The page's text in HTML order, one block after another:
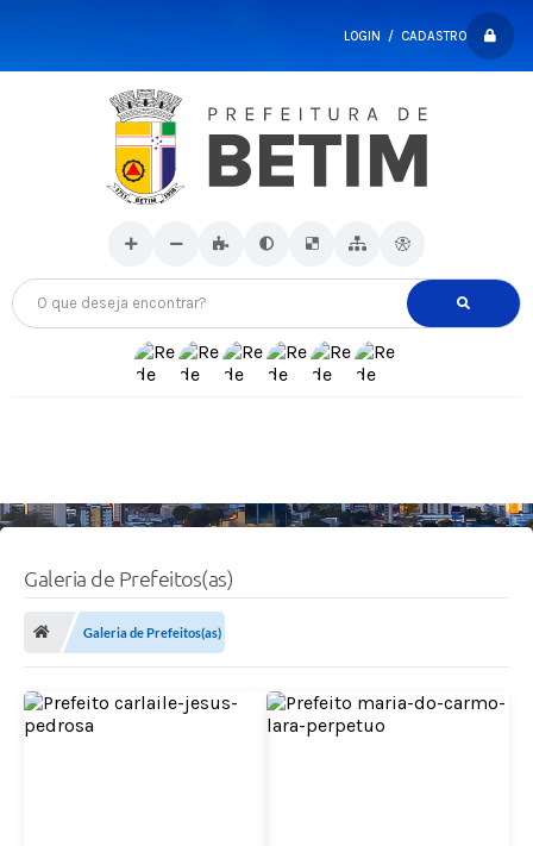
LOGIN / CADASTRO
O que deseja encontrar?
Galeria de Prefeitos(as)
Galeria de Prefeitos(as)